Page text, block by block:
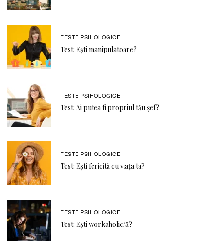
TESTE PSIHOLOGICE
Test: Ești manipulatoare?
TESTE PSIHOLOGICE
Test: Ai putea fi propriul tău șef?
TESTE PSIHOLOGICE
Test: Ești fericită cu viața ta?
TESTE PSIHOLOGICE
Test: Ești workaholic/ă?